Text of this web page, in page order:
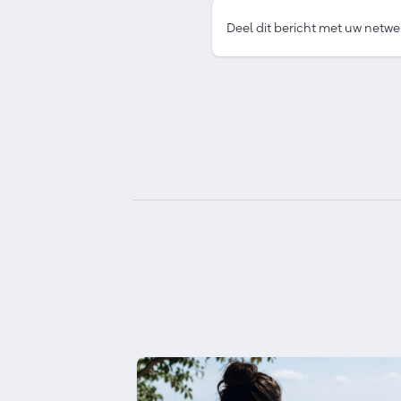
Deel dit bericht met uw